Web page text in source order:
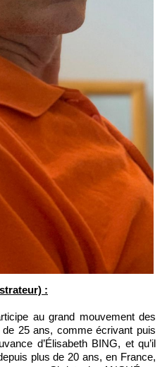
:
au grand mouvement des
de 25 ans, comme écrivant puis
d’Élisabeth BING, et qu’il
plus de 20 ans, en France,